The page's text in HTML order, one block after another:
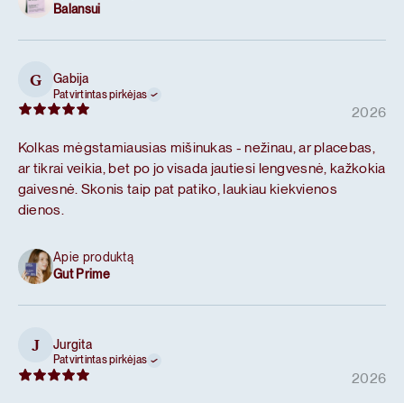
Balansui
G Gabija
Patvirtintas pirkėjas
2026
Kolkas mėgstamiausias mišinukas - nežinau, ar placebas,
ar tikrai veikia, bet po jo visada jautiesi lengvesnė, kažkokia
gaivesnė. Skonis taip pat patiko, laukiau kiekvienos
dienos.
Apie produktą
Gut Prime
J Jurgita
Patvirtintas pirkėjas
2026